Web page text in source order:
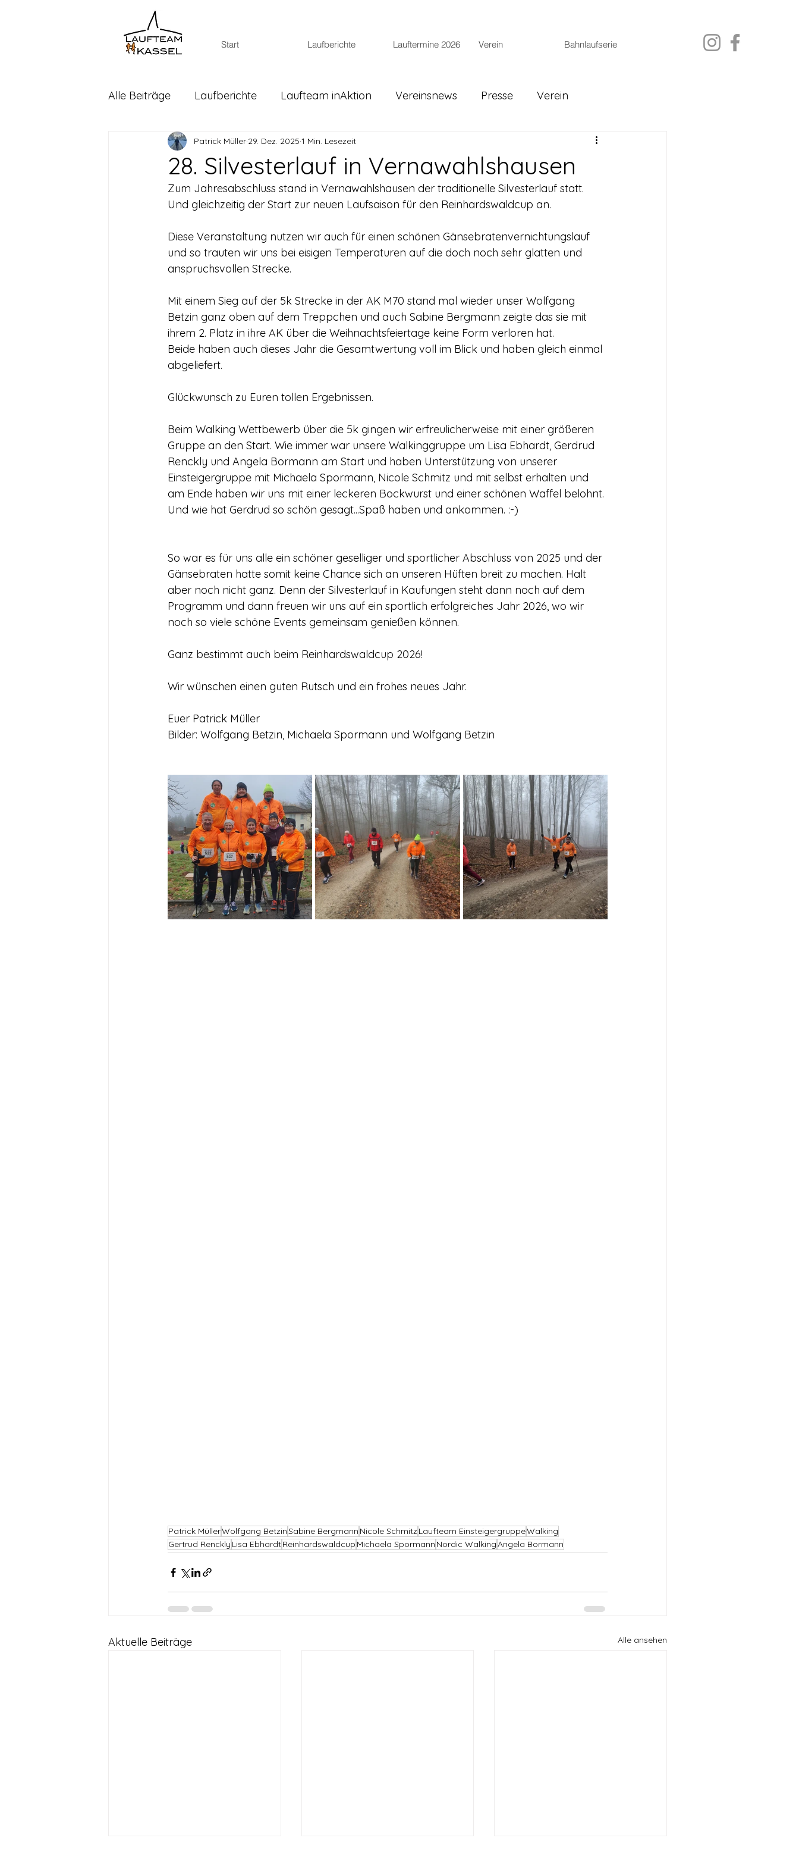
Start Laufberichte Lauftermine 2026 Verein Bahnlaufserie
Alle Beiträge Laufberichte Laufteam inAktion Vereinsnews Presse Verein
28. Silvesterlauf in Vernawahlshausen
Patrick Müller 29. Dez. 2025 1 Min. Lesezeit
Zum Jahresabschluss stand in Vernawahlshausen der traditionelle Silvesterlauf statt.
Und gleichzeitig der Start zur neuen Laufsaison für den Reinhardswaldcup an.
Diese Veranstaltung nutzen wir auch für einen schönen Gänsebratenvernichtungslauf
und so trauten wir uns bei eisigen Temperaturen auf die doch noch sehr glatten und
anspruchsvollen Strecke.
Mit einem Sieg auf der 5k Strecke in der AK M70 stand mal wieder unser Wolfgang
Betzin ganz oben auf dem Treppchen und auch Sabine Bergmann zeigte das sie mit
ihrem 2. Platz in ihre AK über die Weihnachtsfeiertage keine Form verloren hat.
Beide haben auch dieses Jahr die Gesamtwertung voll im Blick und haben gleich einmal
abgeliefert.
Glückwunsch zu Euren tollen Ergebnissen.
Beim Walking Wettbewerb über die 5k gingen wir erfreulicherweise mit einer größeren
Gruppe an den Start. Wie immer war unsere Walkinggruppe um Lisa Ebhardt, Gerdrud
Renckly und Angela Bormann am Start und haben Unterstützung von unserer
Einsteigergruppe mit Michaela Spormann, Nicole Schmitz und mit selbst erhalten und
am Ende haben wir uns mit einer leckeren Bockwurst und einer schönen Waffel belohnt.
Und wie hat Gerdrud so schön gesagt...Spaß haben und ankommen. :-)
So war es für uns alle ein schöner geselliger und sportlicher Abschluss von 2025 und der
Gänsebraten hatte somit keine Chance sich an unseren Hüften breit zu machen. Halt
aber noch nicht ganz. Denn der Silvesterlauf in Kaufungen steht dann noch auf dem
Programm und dann freuen wir uns auf ein sportlich erfolgreiches Jahr 2026, wo wir
noch so viele schöne Events gemeinsam genießen können.
Ganz bestimmt auch beim Reinhardswaldcup 2026!
Wir wünschen einen guten Rutsch und ein frohes neues Jahr.
Euer Patrick Müller
Bilder: Wolfgang Betzin, Michaela Spormann und Wolfgang Betzin
Patrick MüllerWolfgang BetzinSabine Bergmann Nicole Schmitz Laufteam EinsteigergruppeWalking
Gertrud Renckly Lisa EbhardtReinhardswaldcup Michaela Spormann Nordic WalkingAngela Bormann
Aktuelle Beiträge Alle ansehen